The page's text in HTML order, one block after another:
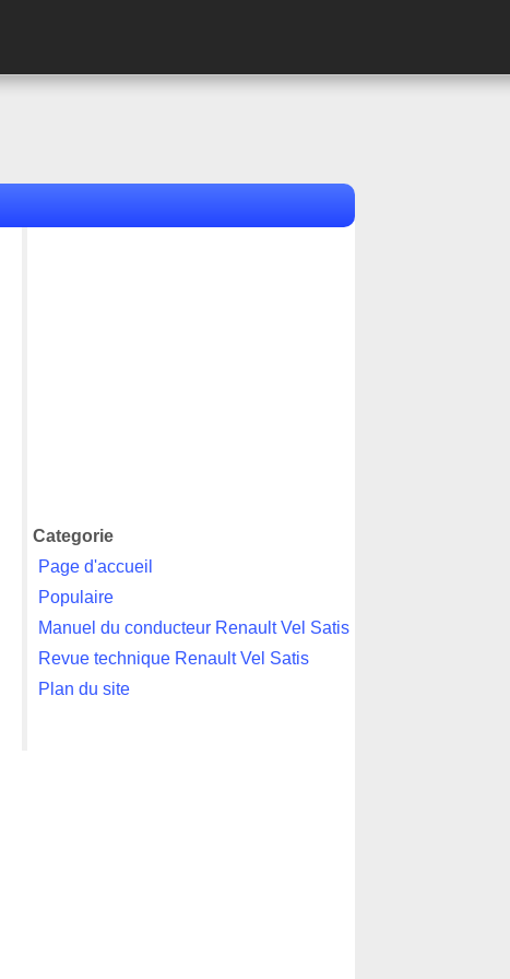
Categorie
Page d'accueil
Populaire
Manuel du conducteur Renault Vel Satis
Revue technique Renault Vel Satis
Plan du site